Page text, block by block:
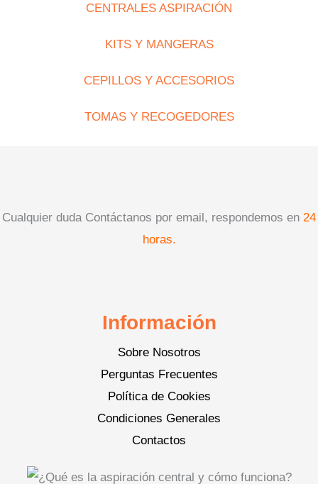
CENTRALES ASPIRACIÓN
KITS Y MANGERAS
CEPILLOS Y ACCESORIOS
TOMAS Y RECOGEDORES
Cualquier duda Contáctanos por email, respondemos en 24
horas.
Información
Sobre Nosotros
Perguntas Frecuentes
Política de Cookies
Condiciones Generales
Contactos